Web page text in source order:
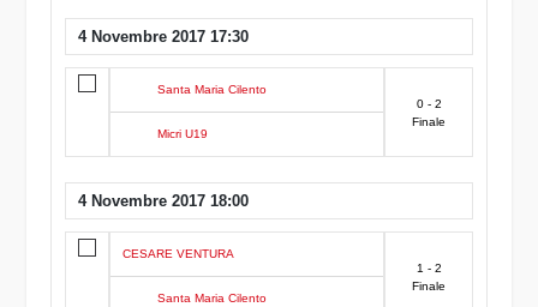
4 Novembre 2017 17:30
Santa Maria Cilento
Micri U19
0 - 2
Finale
4 Novembre 2017 18:00
CESARE VENTURA
Santa Maria Cilento
1 - 2
Finale